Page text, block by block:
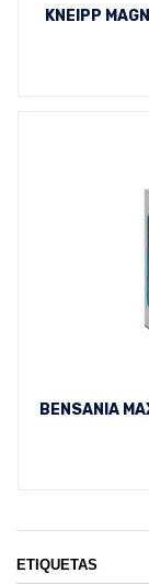
KNEIPP
BENSANIA
ETIQUETAS